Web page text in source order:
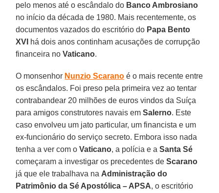
pelo menos até o escândalo do Banco Ambrosiano
no início da década de 1980. Mais recentemente, os
documentos vazados do escritório do Papa Bento
XVI há dois anos continham acusações de corrupção
financeira noVaticano.
O monsenhor Nunzio Scarano é o mais recente entre
os escândalos. Foi preso pela primeira vez ao tentar
contrabandear 20 milhões de euros vindos da Suíça
para amigos construtores navais emSalerno. Este
caso envolveu um jato particular, um financista e um
ex-funcionário do serviço secreto. Embora isso nada
tenha a ver com oVaticano, a polícia e aSanta Sé
começaram a investigar os precedentes deScarano
já que ele trabalhava na Administração do
Patrimônio da Sé Apostólica – APSA, o escritório